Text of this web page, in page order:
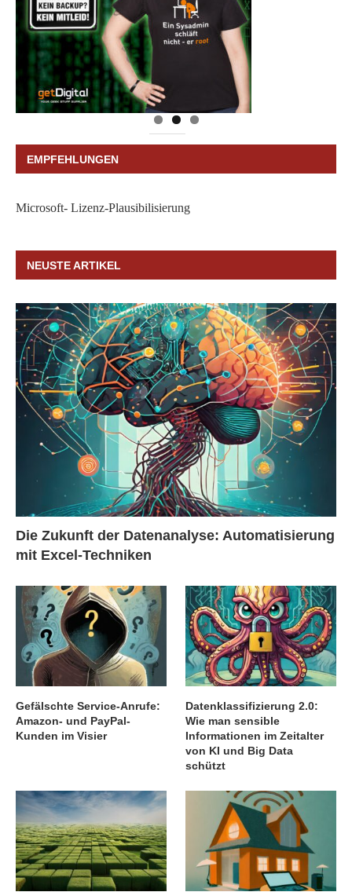
EMPFEHLUNGEN
Microsoft- Lizenz-Plausibilisierung
NEUSTE ARTIKEL
Die Zukunft der Datenanalyse: Automatisierung
mit Excel-Techniken
Gefälschte Service-Anrufe:
Amazon- und PayPal-
Kunden im Visier
Datenklassifizierung 2.0:
Wie man sensible
Informationen im Zeitalter
von KI und Big Data
schützt